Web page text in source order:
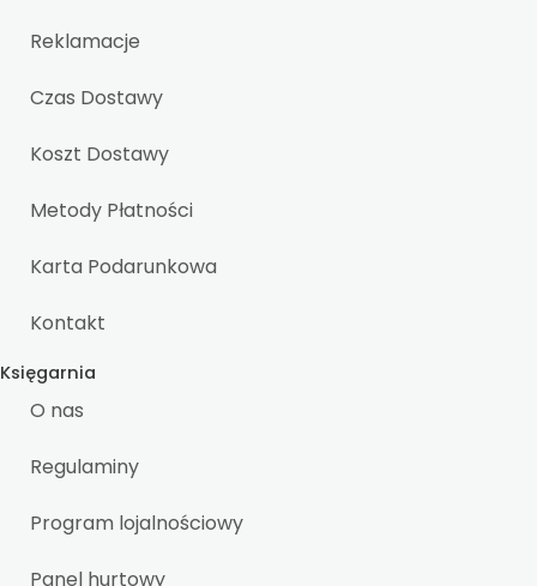
Reklamacje
Czas Dostawy
Koszt Dostawy
Metody Płatności
Karta Podarunkowa
Kontakt
Księgarnia
O nas
Regulaminy
Program lojalnościowy
Panel hurtowy